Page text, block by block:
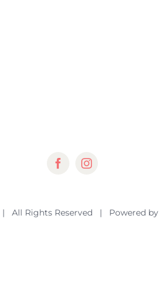
| All Rights Reserved | Powered by